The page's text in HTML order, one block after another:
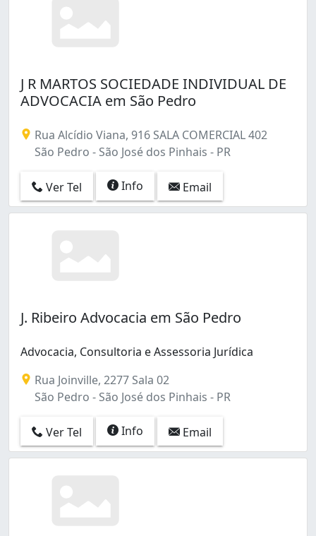
J R MARTOS SOCIEDADE INDIVIDUAL DE
ADVOCACIA em São Pedro
Rua Alcídio Viana, 916 SALA COMERCIAL 402
São Pedro - São José dos Pinhais - PR
Ver Tel Info Email
J. Ribeiro Advocacia em São Pedro
Advocacia, Consultoria e Assessoria Jurídica
Rua Joinville, 2277 Sala 02
São Pedro - São José dos Pinhais - PR
Ver Tel Info Email